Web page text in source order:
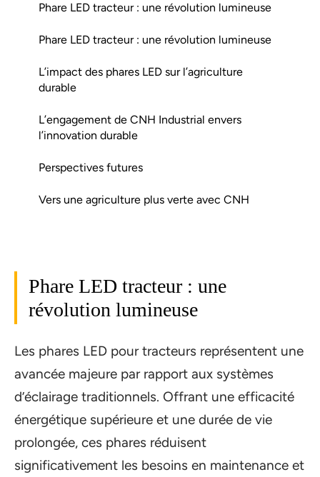
Phare LED tracteur : une révolution lumineuse
Phare LED tracteur : une révolution lumineuse
L’impact des phares LED sur l’agriculture
durable
L’engagement de CNH Industrial envers
l’innovation durable
Perspectives futures
Vers une agriculture plus verte avec CNH
Phare LED tracteur : une
révolution lumineuse
Les phares LED pour tracteurs représentent une
avancée majeure par rapport aux systèmes
d’éclairage traditionnels. Offrant une efficacité
énergétique supérieure et une durée de vie
prolongée, ces phares réduisent
significativement les besoins en maintenance et